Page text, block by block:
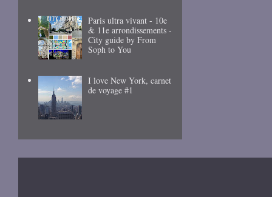
Paris ultra vivant - 10e
& 11e arrondissements -
City guide by From
Soph to You
I love New York, carnet
de voyage #1